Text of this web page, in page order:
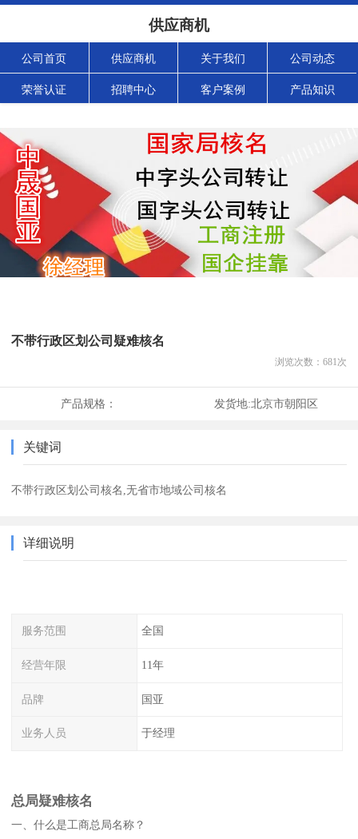
供应商机
公司首页 供应商机 关于我们 公司动态
荣誉认证 招聘中心 客户案例 产品知识
不带行政区划公司疑难核名
浏览次数： 681次
产品规格： 发货地:北京市朝阳区
关键词
不带行政区划公司核名,无省市地域公司核名
详细说明
服务范围 全国
经营年限 11年
品牌 国亚
业务人员 于经理
总局疑难核名
一、什么是工商总局名称？